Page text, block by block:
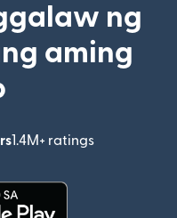
ng
aming
1.4M+ ratings
(bubukas